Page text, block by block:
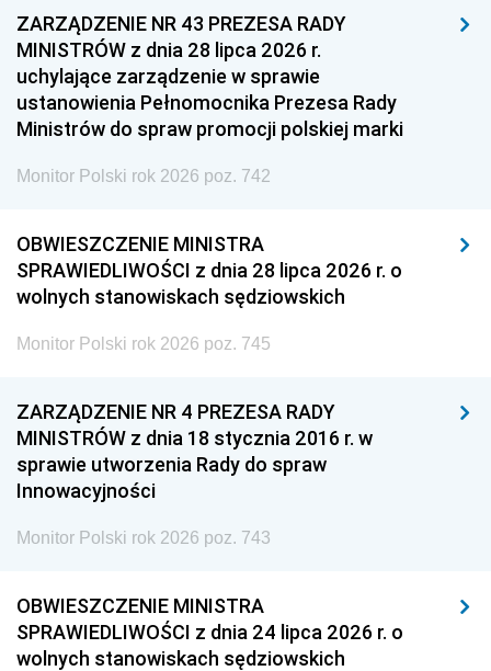
ZARZĄDZENIE NR 43 PREZESA RADY
MINISTRÓW z dnia 28 lipca 2026 r.
uchylające zarządzenie w sprawie
ustanowienia Pełnomocnika Prezesa Rady
Ministrów do spraw promocji polskiej marki
Monitor Polski rok 2026 poz. 742
OBWIESZCZENIE MINISTRA
SPRAWIEDLIWOŚCI z dnia 28 lipca 2026 r. o
wolnych stanowiskach sędziowskich
Monitor Polski rok 2026 poz. 745
ZARZĄDZENIE NR 4 PREZESA RADY
MINISTRÓW z dnia 18 stycznia 2016 r. w
sprawie utworzenia Rady do spraw
Innowacyjności
Monitor Polski rok 2026 poz. 743
OBWIESZCZENIE MINISTRA
SPRAWIEDLIWOŚCI z dnia 24 lipca 2026 r. o
wolnych stanowiskach sędziowskich